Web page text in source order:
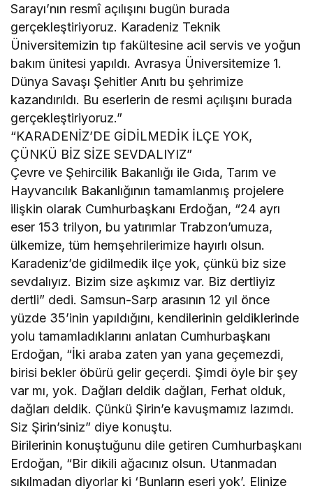
Sarayı’nın resmî açılışını bugün burada
gerçekleştiriyoruz. Karadeniz Teknik
Üniversitemizin tıp fakültesine acil servis ve yoğun
bakım ünitesi yapıldı. Avrasya Üniversitemize 1.
Dünya Savaşı Şehitler Anıtı bu şehrimize
kazandırıldı. Bu eserlerin de resmi açılışını burada
gerçekleştiriyoruz.”
“KARADENİZ’DE GİDİLMEDİK İLÇE YOK,
ÇÜNKÜ BİZ SİZE SEVDALIYIZ”
Çevre ve Şehircilik Bakanlığı ile Gıda, Tarım ve
Hayvancılık Bakanlığının tamamlanmış projelere
ilişkin olarak Cumhurbaşkanı Erdoğan, “24 ayrı
eser 153 trilyon, bu yatırımlar Trabzon’umuza,
ülkemize, tüm hemşehrilerimize hayırlı olsun.
Karadeniz’de gidilmedik ilçe yok, çünkü biz size
sevdalıyız. Bizim size aşkımız var. Biz dertliyiz
dertli” dedi. Samsun-Sarp arasının 12 yıl önce
yüzde 35’inin yapıldığını, kendilerinin geldiklerinde
yolu tamamladıklarını anlatan Cumhurbaşkanı
Erdoğan, “İki araba zaten yan yana geçemezdi,
birisi bekler öbürü gelir geçerdi. Şimdi öyle bir şey
var mı, yok. Dağları deldik dağları, Ferhat olduk,
dağları deldik. Çünkü Şirin’e kavuşmamız lazımdı.
Siz Şirin’siniz” diye konuştu.
Birilerinin konuştuğunu dile getiren Cumhurbaşkanı
Erdoğan, “Bir dikili ağacınız olsun. Utanmadan
sıkılmadan diyorlar ki ‘Bunların eseri yok’. Elinize